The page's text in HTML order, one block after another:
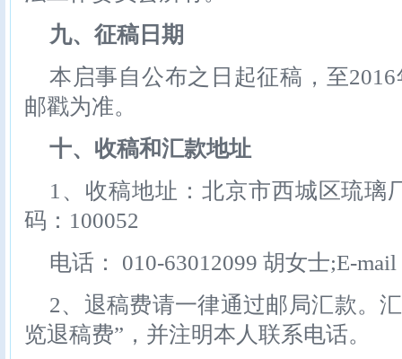
九、征稿日期
本启事自公布之日起征稿，至
邮戳为准。
十、收稿和汇款地址
1、收稿地址：北京市西城区琉璃
码：100052
电话： 010-63012099 胡女士;E-
2、退稿费请一律通过邮局汇款。
览退稿费”，并注明本人联系电话。